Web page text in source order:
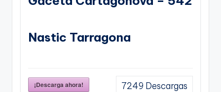
Nastic Tarragona
¡Descarga ahora! 7249 Descargas